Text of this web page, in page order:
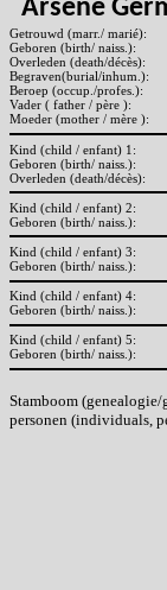
Arsène
Getrouwd (marr./ marié):
Geboren (birth/ naiss.):
Overleden (death/décès):
Begraven(burial/inhum.):
Beroep (occup./profes.):
Vader ( father / père ):
Moeder (mother / mère ):
Kind (child / enfant) 1:
Geboren (birth/ naiss.):
Overleden (death/décès):
Kind (child / enfant) 2:
Geboren (birth/ naiss.):
Kind (child / enfant) 3:
Geboren (birth/ naiss.):
Kind (child / enfant) 4:
Geboren (birth/ naiss.):
Kind (child / enfant) 5:
Geboren (birth/ naiss.):
Stamboom
personen (individuals,